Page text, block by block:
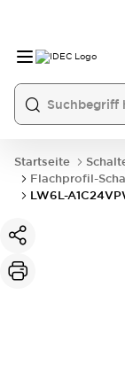
Startseite
Flachprofil-
LW6L-